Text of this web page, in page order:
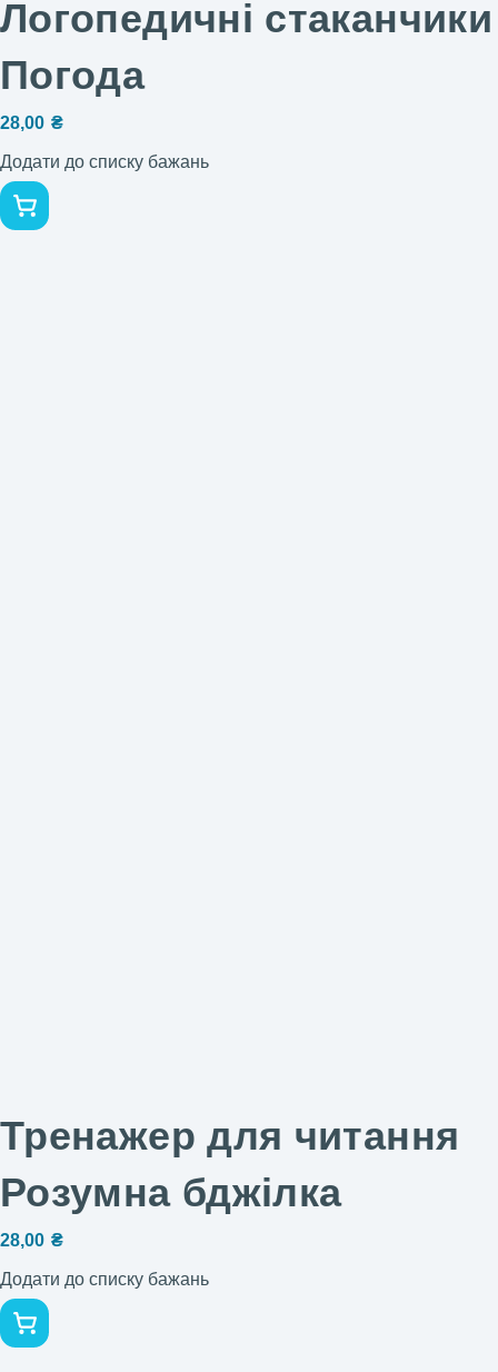
Логопедичні стаканчики
Погода
28,00 ₴
Додати до списку бажань
Тренажер для читання
Розумна бджілка
28,00 ₴
Додати до списку бажань